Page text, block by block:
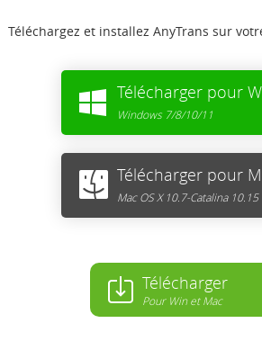
Téléchargez et installez AnyTrans sur
Télécharger pour
Windows 7/8/10/11
Télécharger pour
Mac OS X 10.7-Catalina 10.15
Télécharger
Pour Win et Mac